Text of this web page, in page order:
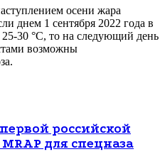
осени жара
днем 1 сентября 2022 года в
30 °С, то на следующий день
возможны
российской
для спецназа